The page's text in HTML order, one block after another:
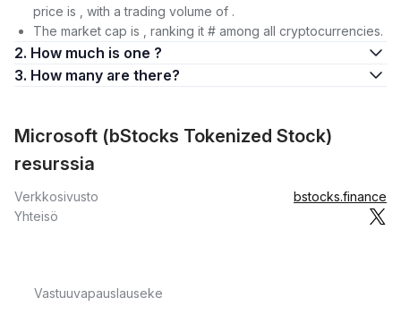
price is , with a trading volume of .
The market cap is , ranking it # among all cryptocurrencies.
2. How much is one ?
3. How many are there?
Microsoft (bStocks Tokenized Stock)
resurssia
Verkkosivusto
bstocks.finance
Yhteisö
Vastuuvapauslauseke